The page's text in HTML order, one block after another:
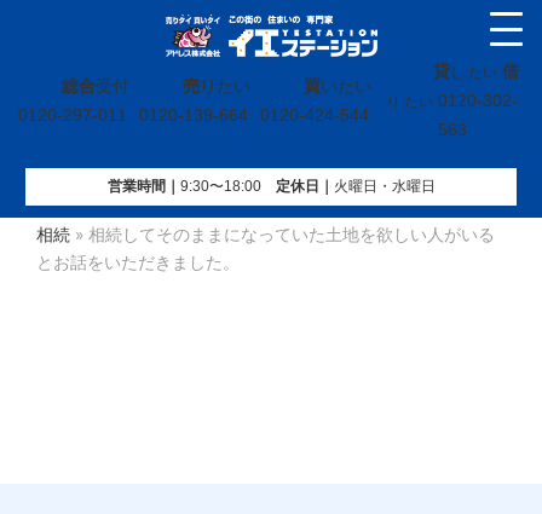
総合受付
0120-297-011
売りたい
0120-139-664
買いたい
0120-424-544
貸し たい 借
り たい 0120-302-
563
営業時間｜ 9:30〜18:00定休⽇｜ 火曜⽇・水曜⽇
イエステーション»お客様の事例»売りたいお客様の事例»
相続 » 相続してそのままになっていた土地を欲しい人がいる
とお話をいただきました。